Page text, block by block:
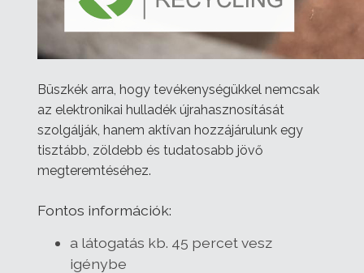
Büszkék arra, hogy tevékenységükkel nemcsak
az elektronikai hulladék újrahasznosítását
szolgálják, hanem aktívan hozzájárulunk egy
tisztább, zöldebb és tudatosabb jövő
megteremtéséhez.
Fontos információk:
a látogatás kb. 45 percet vesz
igénybe